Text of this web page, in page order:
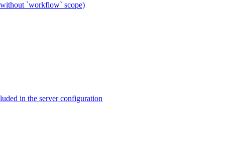
`workflow` scope)
in the server configuration